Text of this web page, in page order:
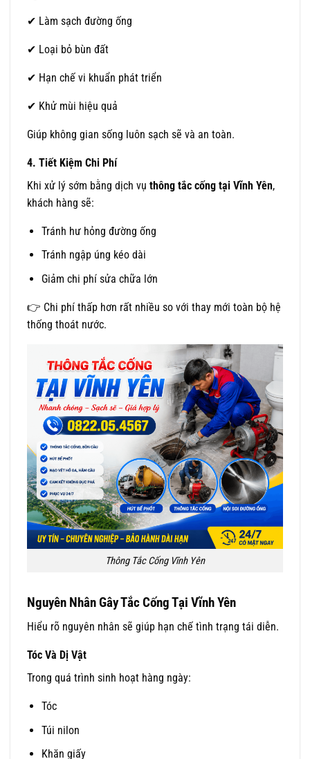
✔ Làm sạch đường ống
✔ Loại bỏ bùn đất
✔ Hạn chế vi khuẩn phát triển
✔ Khử mùi hiệu quả
Giúp không gian sống luôn sạch sẽ và an toàn.
4. Tiết Kiệm Chi Phí
Khi xử lý sớm bằng dịch vụ thông tắc cống tại Vĩnh Yên,
khách hàng sẽ:
Tránh hư hỏng đường ống
Tránh ngập úng kéo dài
Giảm chi phí sửa chữa lớn
👉 Chi phí thấp hơn rất nhiều so với thay mới toàn bộ hệ
thống thoát nước.
Thông Tắc Cống Vĩnh Yên
Nguyên Nhân Gây Tắc Cống Tại Vĩnh Yên
Hiểu rõ nguyên nhân sẽ giúp hạn chế tình trạng tái diễn.
Tóc Và Dị Vật
Trong quá trình sinh hoạt hàng ngày:
Tóc
Túi nilon
Khăn giấy